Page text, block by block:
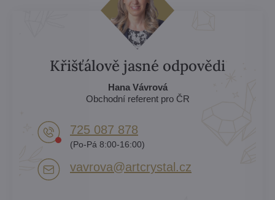
Křišťálově jasné odpovědi
Hana Vávrová
Obchodní referent pro ČR
725 087 878​
(Po-Pá 8:00-16:00)
vavrova​@artcrystal​.cz